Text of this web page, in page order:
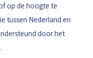
op de hoogte te
tussen Nederland en
door het